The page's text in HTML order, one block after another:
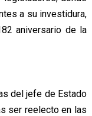
a su investidura,
aniversario de la
del jefe de Estado
ser reelecto en las